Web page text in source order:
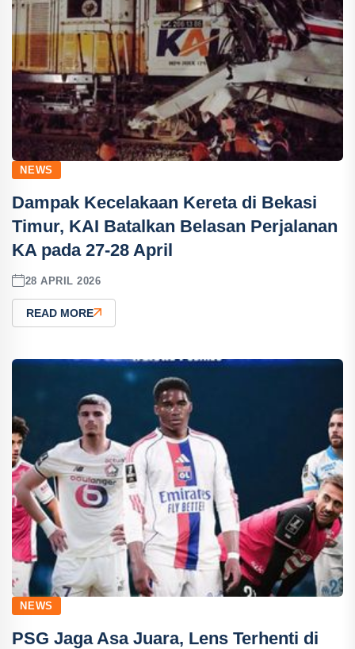
NEWS
Dampak Kecelakaan Kereta di Bekasi
Timur, KAI Batalkan Belasan Perjalanan
KA pada 27-28 April
28 APRIL 2026
READ MORE
NEWS
PSG Jaga Asa Juara, Lens Terhenti di